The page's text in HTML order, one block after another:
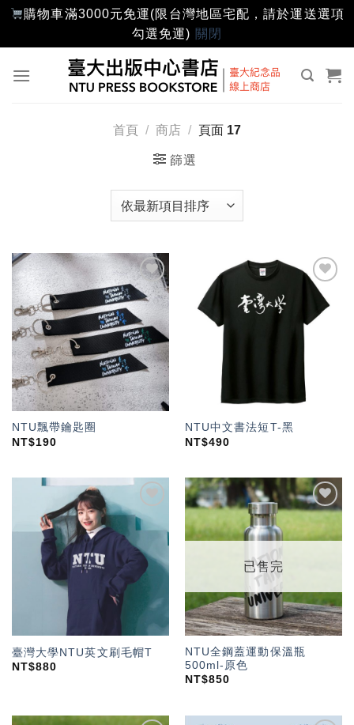
購物車滿3000元免運(限台灣地區宅配，請於運送選項
勾選免運) 關閉
首頁 / 商店 / 頁面 17
篩選
加入
「願
單」
NTU飄帶鑰匙圈
NT$190
加入
「願
望輕
NTU中文書法短T-黑
NT$490
加入
「願
單」
臺灣大學NTU英文刷毛帽T
NT$880
加入
「願
望輕
已售完
NTU全鋼蓋運動保溫瓶
500ml-原色
NT$850